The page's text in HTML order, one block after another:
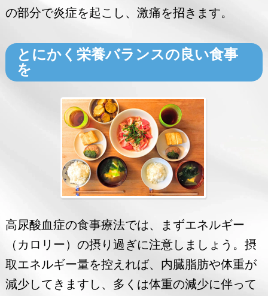
の部分で炎症を起こし、激痛を招きます。
とにかく栄養バランスの良い食事
を
高尿酸血症の食事療法では、まずエネルギー
（カロリー）の摂り過ぎに注意しましょう。摂
取エネルギー量を控えれば、内臓脂肪や体重が
減少してきますし、多くは体重の減少に伴って